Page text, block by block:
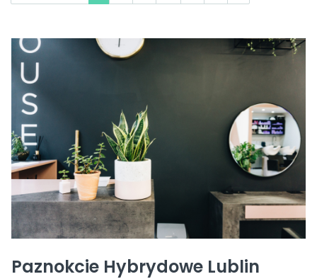
Paznokcie Hybrydowe Lublin